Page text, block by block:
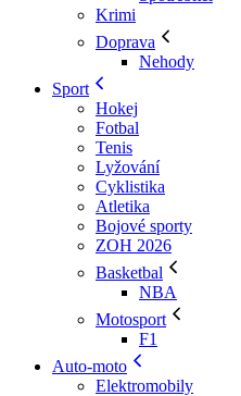
Krimi
Doprava
Nehody
Sport
Hokej
Fotbal
Tenis
Lyžování
Cyklistika
Atletika
Bojové sporty
ZOH 2026
Basketbal
NBA
Motosport
F1
Auto-moto
Elektromobily